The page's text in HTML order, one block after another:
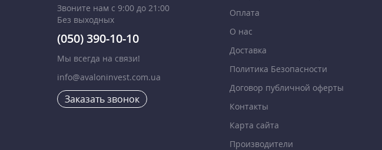
Звоните нам с 9:00 до 21:00
Без выходных
(050) 390-10-10
Мы всегда на связи!
info@avaloninvest.com.ua
Заказать звонок
Оплата
О нас
Доставка
Политика Безопасности
Договор публичной оферты
Контакты
Карта сайта
Производители